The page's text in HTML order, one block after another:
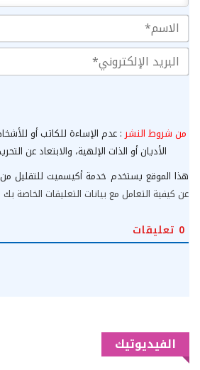
من شروط النشر: عدم الإساءة للكاتب أو
الأديان أو الذات الإلهية، والابتعاد عن
هذا الموقع يستخدم خدمة أكيسميت للتقليل من
عن كيفية التعامل مع بيانات التعليقات الخاصة بك processed
0 تعليقات
الفيديوتيك